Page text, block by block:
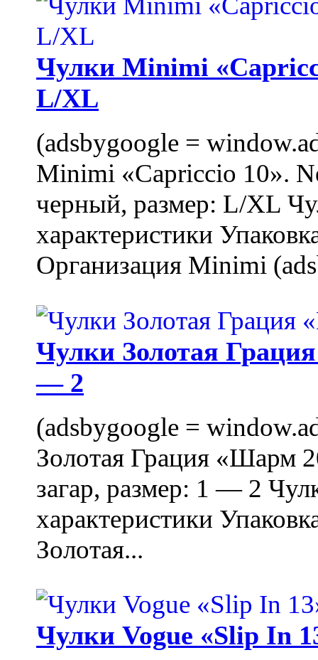
Чулки Minimi
L/XL
(adsbygoogle =
Minimi «Capriccio 10».
черный, размер: L/XL
характеристики
Организация Minimi
Чулки Золотая
— 2
(adsbygoogle =
Золотая Грация «Шарм
загар, размер: 1 — 2
характеристики
Золотая...
Чулки Vogue «Slip In